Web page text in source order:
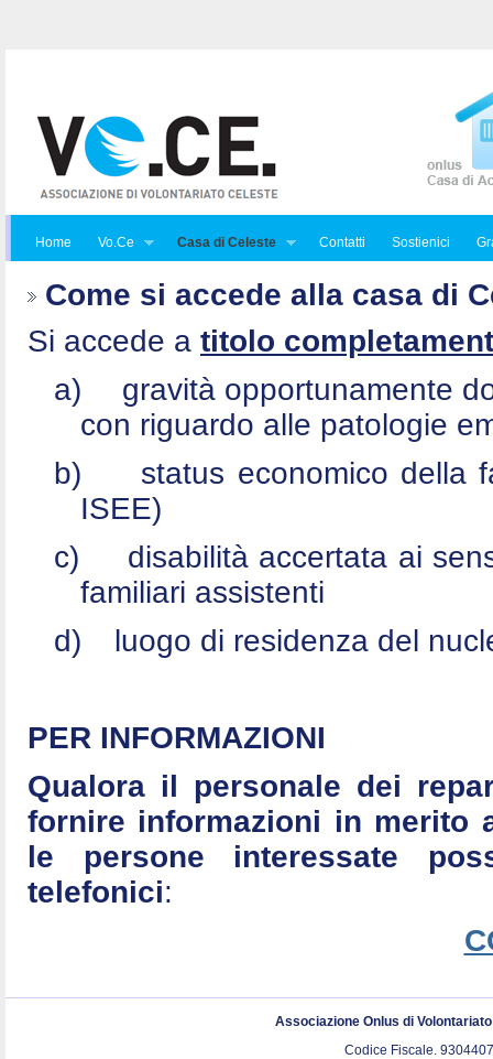
Home Vo.Ce Casa di Celeste Contatti Sostienici
Come si accede alla casa di
Si accede a titolo
a)
gravità opportunamente
con riguardo alle patologie
b)
status economico della
ISEE)
c)
disabilità accertata ai
familiari assistenti
d)
luogo di residenza del
PER INFORMAZIONI
Qualora il personale dei
fornire informazioni in merito
le persone interessate
telefonici:
Associazione Onlus di
Codice Fiscale.